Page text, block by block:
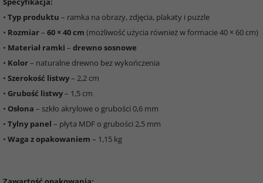
• Typ produktu – ramka na obrazy, zdjęcia, plakaty i puzzle
• Rozmiar– 60 × 40 cm (możliwość użycia również w formacie 40 × 60 cm)
• Materiał ramki – drewno sosnowe
• Kolor– naturalne drewno bez wykończenia
• Szerokość listwy– 2,2 cm
• Grubość listwy– 1,5 cm
• Osłona – szkło akrylowe o grubości 0,6 mm
• Tylny panel – płyta MDF o grubości 2,5 mm
• Waga z opakowaniem – 1,15 kg